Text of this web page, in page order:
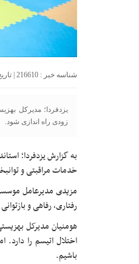
شناسه خبر : 216610 | تاریخ انتشار : 10 Azar 1404 - 20:09 | 3423 بازدید | تعداد دیدگاه :
یزدفردا؛ مدیرکل
زودی راه اندازی شود.
به گزارش یزدفردا؛
خدمات مراقبتی و
رفتاری، رفاهی و
اختلال اتیسم را
باشیم.